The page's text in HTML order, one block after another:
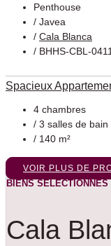
Penthouse
/ Javea
/ Cala Blanca
/ BHHS-CBL-0411
Spacieux
4 chambres
/ 3 salles de bain
/ 140 m²
VOIR PLUS DE
BIENS SÉLECTIONNÉS
Cala